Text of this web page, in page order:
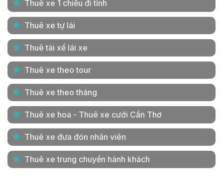
Thuê xe 1 chiều đi tỉnh
Thuê xe tự lái
Thuê tài xế lái xe
Thuê xe theo tour
Thuê xe theo tháng
Thuê xe hoa - Thuê xe cưới Cần Thơ
Thuê xe đưa đón nhân viên
Thuê xe trung chuyển hành khách